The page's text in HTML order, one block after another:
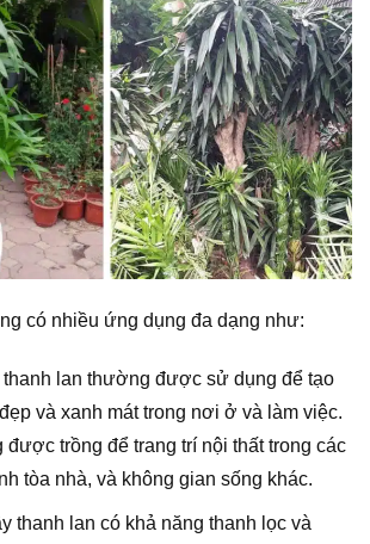
có nhiều ứng dụng đa dạng như:
thanh lan thường được sử dụng để tạo
và xanh mát trong nơi ở và làm việc.
trồng để trang trí nội thất trong các
tòa nhà, và không gian sống khác.
thanh lan có khả năng thanh lọc và